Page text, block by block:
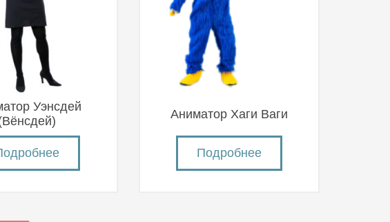
Уэнсдей
Аниматор Хаги Ваги
Подробнее